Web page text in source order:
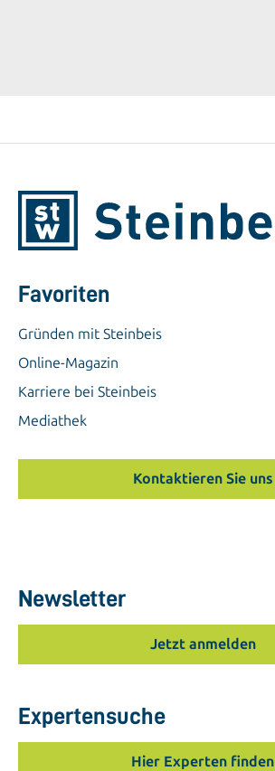
Favoriten
Gründen mit Steinbeis
Online-Magazin
Karriere bei Steinbeis
Mediathek
Kontaktieren Sie uns
Newsletter
Jetzt anmelden
Expertensuche
Hier Experten finden